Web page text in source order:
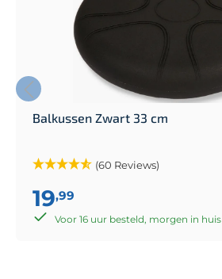
Balkussen Zwart 33 cm
(60 Reviews)
19,99
Voor 16 uur besteld, morgen in huis